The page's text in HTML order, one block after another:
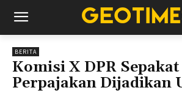
BERITA
Komisi X DPR
Perpajakan Dijadikan